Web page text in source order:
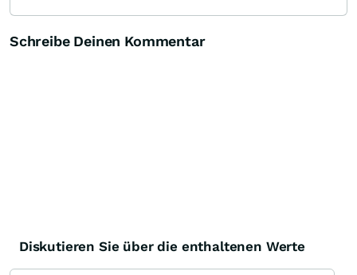
Schreibe Deinen Kommentar
Diskutieren Sie über die enthaltenen Werte